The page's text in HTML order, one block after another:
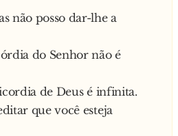
não posso dar-lhe a
do Senhor não é
de Deus é infinita.
que você esteja